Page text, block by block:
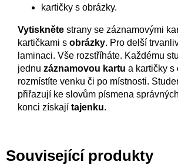
kartičky s obrázky.
Vytiskněte strany se záznamovými
kartičkami s obrázky. Pro delší
laminaci. Vše rozstříháte. Každému
jednu záznamovou kartu a kartičky s
rozmístíte venku či po místnosti.
přiřazují ke slovům písmena
konci získají tajenku.
Související produkty